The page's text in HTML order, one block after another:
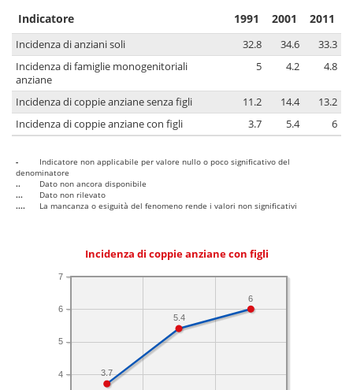
Indicatore 1991 2001 2011
Incidenza di anziani soli 32.8 34.6
33.3
Incidenza di famiglie monogenitoriali
anziane
5 4.2 4.8
Incidenza di coppie anziane senza figli 11.2 14.4
13.2
Incidenza di coppie anziane con figli
3.7 5.4 6
-
Indicatore non applicabile per valore nullo o poco significativo del
denominatore
..
Dato non ancora disponibile
...
Dato non rilevato
....
La mancanza o esiguità del fenomeno rende i valori non significativi
Incidenza di coppie anziane con figli
4
5
6
7
6
5.4
3.7